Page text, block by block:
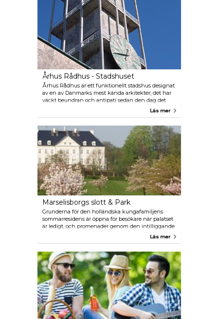
Århus Rådhus - Stadshuset
Århus Rådhus är ett funktionellt stadshus designat
av en av Danmarks mest kända arkitekter; det har
väckt beundran och antipati sedan den dag det
stod klart 1941. Du kan vandra runt gratis, men en
Läs mer
Marselisborgs slott & Park
Grunderna för den holländska kungafamiljens
sommarresidens är öppna för besökare när palatset
är ledigt, och promenader genom den intilliggande
parken och den engelska trädgården är gratis. En
rådjur som ivrigt accepterar godis från och
interagerar med besökare.
Läs mer